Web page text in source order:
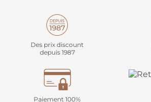
Des prix discount
depuis 1987
Paiement 100%